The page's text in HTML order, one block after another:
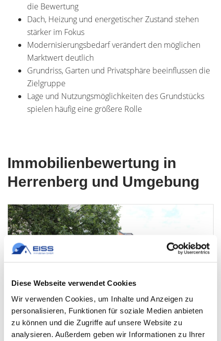
Diese Webseite verwendet Cookies
Wir verwenden Cookies, um Inhalte und Anzeigen zu
personalisieren, Funktionen für soziale Medien anbieten
zu können und die Zugriffe auf unsere Website zu
analysieren. Außerdem geben wir Informationen zu Ihrer
die Bewertung
Dach, Heizung und energetischer Zustand stehen
stärker im Fokus
Modernisierungsbedarf verändert den möglichen
Marktwert deutlich
Grundriss, Garten und Privatsphäre beeinflussen die
Zielgruppe
Lage und Nutzungsmöglichkeiten des Grundstücks
spielen häufig eine größere Rolle
Immobilienbewertung in
Herrenberg und Umgebung